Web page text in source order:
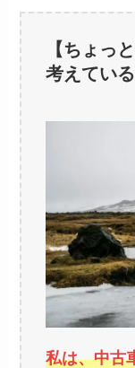
【ちょっ
考えてい
私は、中古